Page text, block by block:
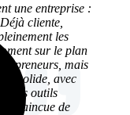
une entreprise :
cliente,
les
sur le plan
mais
solide, avec
des outils
de